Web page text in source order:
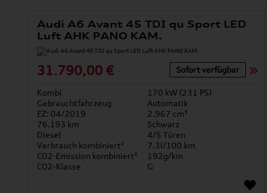
Audi A6 Avant 45 TDI qu Sport LED
Luft AHK PANO KAM.
31.790,00 € Sofort verfügbar
Kombi
170 kW (231 PS)
Gebrauchtfahrzeug
Automatik
EZ: 04/2019
2.967 cm³
76.193 km
Schwarz
Diesel
4/5 Türen
Verbrauch kombiniert¹
7.3l/100 km
CO2-Emission kombiniert¹
192g/km
CO2-Klasse
G